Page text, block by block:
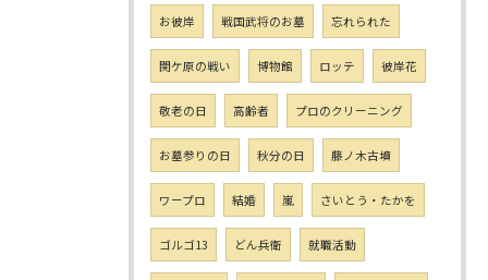
お彼岸 戦国武将のお墓 忘れられた
関ケ原の戦い 博物館 ロッテ 彼岸花
敬老の日 高齢者 プロのクリーニング
お墓参りの日 秋分の日 藤ノ木古墳
ワープロ 結婚 嵐 さいとう・たかを
ゴルゴ13 どん兵衛 就職活動